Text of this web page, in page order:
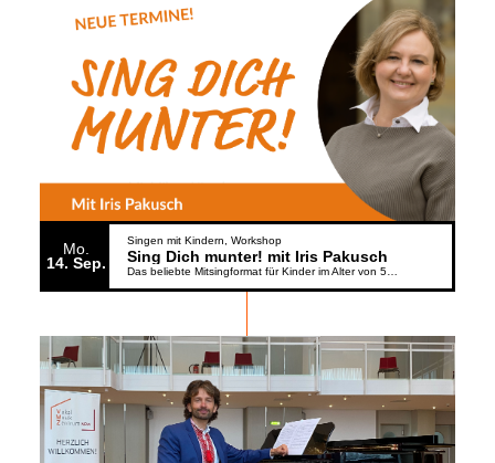
Mo.
14 Sep.
Singen mit Kindern Workshop
Sing Dich munter! mit Iris Pakusch
Das beliebte Mitsingformat für Kinder im Alter von 5 bis 6 Jahren geht weiter